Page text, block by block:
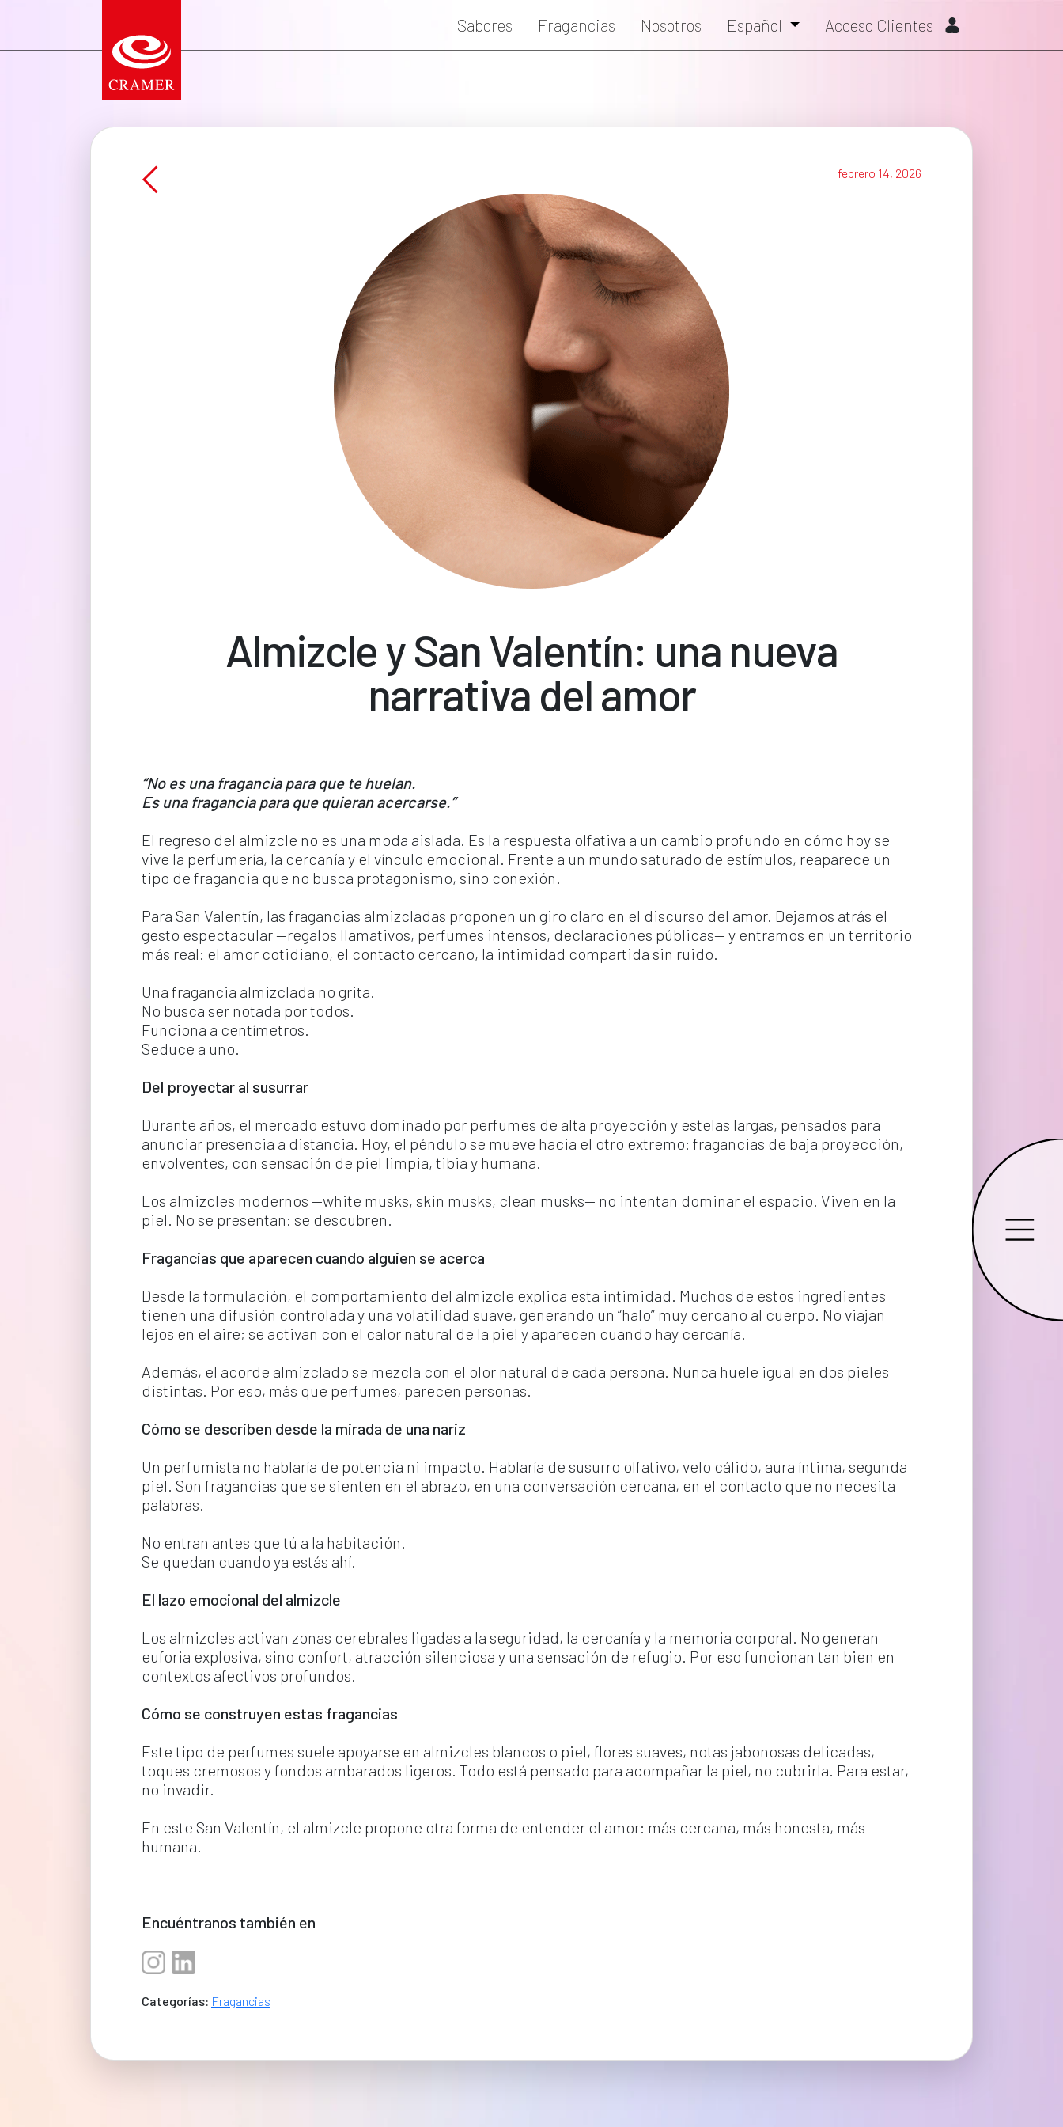
Sabores Fragancias Nosotros Español Acceso Clientes
febrero 14, 2026
Almizcle y San Valentín: una nueva
narrativa del amor
“No es una fragancia para que te huelan.
Es una fragancia para que quieran acercarse.”
El regreso del almizcle no es una moda aislada. Es la respuesta olfativa a un cambio profundo en cómo hoy se
vive la perfumería, la cercanía y el vínculo emocional. Frente a un mundo saturado de estímulos, reaparece un
tipo de fragancia que no busca protagonismo, sino conexión.
Para San Valentín, las fragancias almizcladas proponen un giro claro en el discurso del amor. Dejamos atrás el
gesto espectacular —regalos llamativos, perfumes intensos, declaraciones públicas— y entramos en un territorio
más real: el amor cotidiano, el contacto cercano, la intimidad compartida sin ruido.
Una fragancia almizclada no grita.
No busca ser notada por todos.
Funciona a centímetros.
Seduce a uno.
Del proyectar al susurrar
Durante años, el mercado estuvo dominado por perfumes de alta proyección y estelas largas, pensados para
anunciar presencia a distancia. Hoy, el péndulo se mueve hacia el otro extremo: fragancias de baja proyección,
envolventes, con sensación de piel limpia, tibia y humana.
Los almizcles modernos —white musks, skin musks, clean musks— no intentan dominar el espacio. Viven en la
piel. No se presentan: se descubren.
Fragancias que aparecen cuando alguien se acerca
Desde la formulación, el comportamiento del almizcle explica esta intimidad. Muchos de estos ingredientes
tienen una difusión controlada y una volatilidad suave, generando un “halo” muy cercano al cuerpo. No viajan
lejos en el aire; se activan con el calor natural de la piel y aparecen cuando hay cercanía.
Además, el acorde almizclado se mezcla con el olor natural de cada persona. Nunca huele igual en dos pieles
distintas. Por eso, más que perfumes, parecen personas.
Cómo se describen desde la mirada de una nariz
Un perfumista no hablaría de potencia ni impacto. Hablaría de susurro olfativo, velo cálido, aura íntima, segunda
piel. Son fragancias que se sienten en el abrazo, en una conversación cercana, en el contacto que no necesita
palabras.
No entran antes que tú a la habitación.
Se quedan cuando ya estás ahí.
El lazo emocional del almizcle
Los almizcles activan zonas cerebrales ligadas a la seguridad, la cercanía y la memoria corporal. No generan
euforia explosiva, sino confort, atracción silenciosa y una sensación de refugio. Por eso funcionan tan bien en
contextos afectivos profundos.
Cómo se construyen estas fragancias
Este tipo de perfumes suele apoyarse en almizcles blancos o piel, flores suaves, notas jabonosas delicadas,
toques cremosos y fondos ambarados ligeros. Todo está pensado para acompañar la piel, no cubrirla. Para estar,
no invadir.
En este San Valentín, el almizcle propone otra forma de entender el amor: más cercana, más honesta, más
humana.
Encuéntranos también en
Categorías: Fragancias